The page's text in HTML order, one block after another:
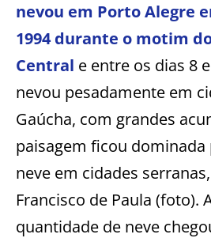
nevou em Porto Alegre
1994 durante o motim
Central e entre os dias 8
nevou pesadamente em
Gaúcha, com grandes
paisagem ficou dominada
neve em cidades
Francisco de Paula (foto).
quantidade de neve